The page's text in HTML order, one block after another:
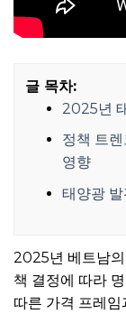
글 목차:
2025년
정책 트
영향
태양광
2025년 베트남
책 결정에 따라
따른 가격 프레